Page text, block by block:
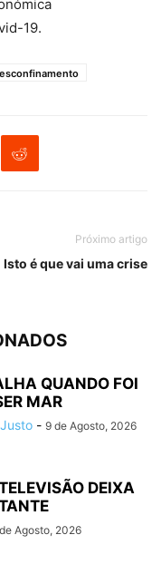
19.
Próximo artigo
Isto é que vai uma crise
QUANDO FOI
MAR
- 9 de Agosto, 2026
DEIXA
Agosto, 2026